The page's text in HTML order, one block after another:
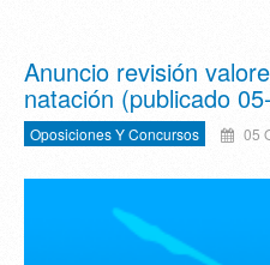
Anuncio revisión
natación (publicado
Oposiciones Y Concursos 05